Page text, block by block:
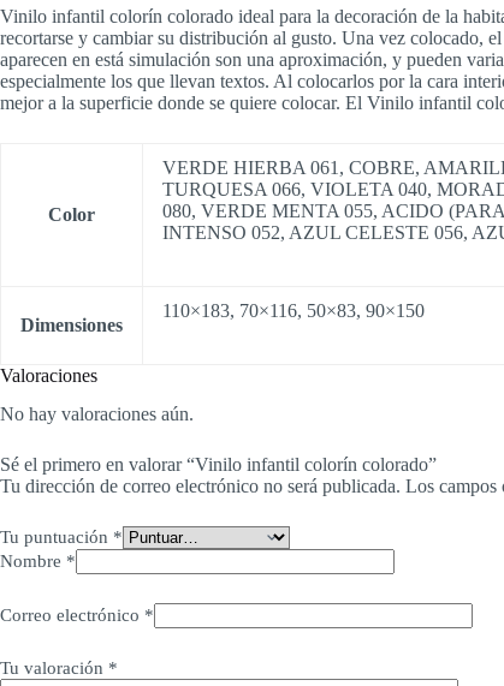
Vinilo infantil colorín colorado ideal para la decoración de la
recortarse y cambiar su distribución al gusto. Una vez
aparecen en está simulación son una aproximación, y pueden
especialmente los que llevan textos. Al colocarlos por la cara
mejor a la superficie donde se quiere colocar. El Vinilo infantil
Color
VERDE HIERBA 061, COBRE,
TURQUESA 066, VIOLETA 040,
080, VERDE MENTA 055, ACIDO
INTENSO 052, AZUL CELESTE 056,
Dimensiones
110×183, 70×116, 50×83, 90×150
Valoraciones
No hay valoraciones aún.
Sé el primero en valorar “Vinilo infantil colorín colorado”
Tu dirección de correo electrónico no será publicada. Los campos
Tu puntuación *
Nombre *
Correo electrónico *
Tu valoración *